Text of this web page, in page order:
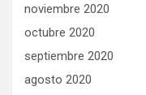
noviembre 2020
octubre 2020
septiembre 2020
agosto 2020